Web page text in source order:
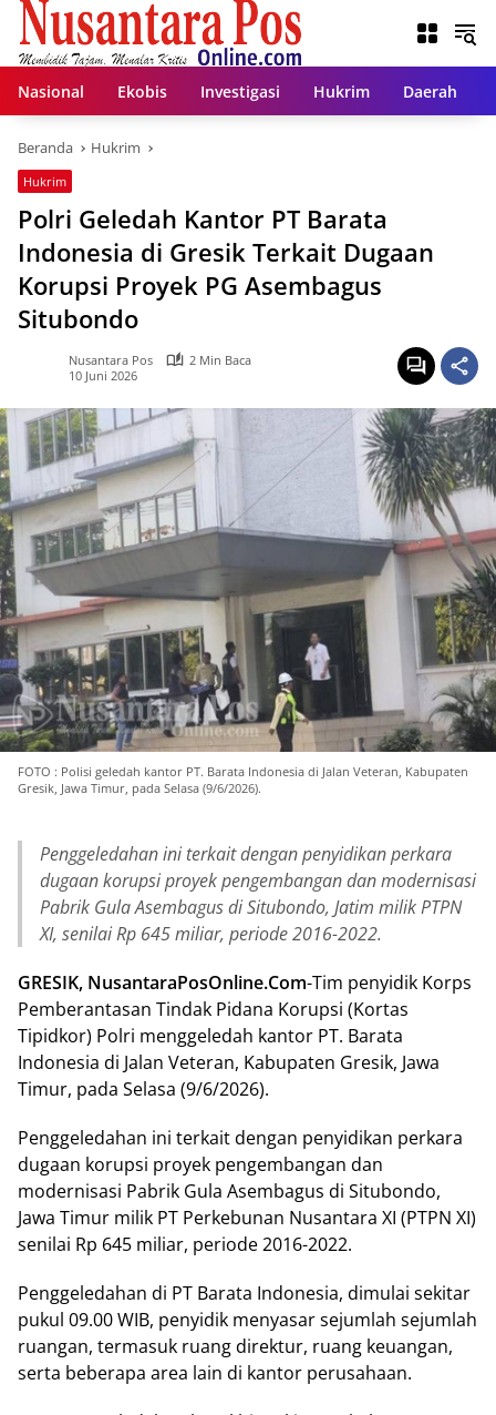
Langsung
konten
Nasional
Ekobis Investigasi Hukrim Daerah
Beranda Hukrim
Hukrim
Polri Geledah Kantor PT Barata
Indonesia di Gresik Terkait Dugaan
Korupsi Proyek PG Asembagus
Situbondo
Nusantara Pos
2 Min Baca
10 Juni 2026
FOTO : Polisi geledah kantor PT. Barata Indonesia di Jalan Veteran, Kabupaten
Gresik, Jawa Timur, pada Selasa (9/6/2026).
Penggeledahan ini terkait dengan penyidikan perkara
dugaan korupsi proyek pengembangan dan modernisasi
Pabrik Gula Asembagus di Situbondo, Jatim milik PTPN
XI, senilai Rp 645 miliar, periode 2016-2022.
GRESIK, NusantaraPosOnline.Com-Tim penyidik Korps
Pemberantasan Tindak Pidana Korupsi (Kortas
Tipidkor) Polri menggeledah kantor PT. Barata
Indonesia di Jalan Veteran, Kabupaten Gresik, Jawa
Timur, pada Selasa (9/6/2026).
Penggeledahan ini terkait dengan penyidikan perkara
dugaan korupsi proyek pengembangan dan
modernisasi Pabrik Gula Asembagus di Situbondo,
Jawa Timur milik PT Perkebunan Nusantara XI (PTPN XI)
senilai Rp 645 miliar, periode 2016-2022.
Penggeledahan di PT Barata Indonesia, dimulai sekitar
pukul 09.00 WIB, penyidik menyasar sejumlah sejumlah
ruangan, termasuk ruang direktur, ruang keuangan,
serta beberapa area lain di kantor perusahaan.